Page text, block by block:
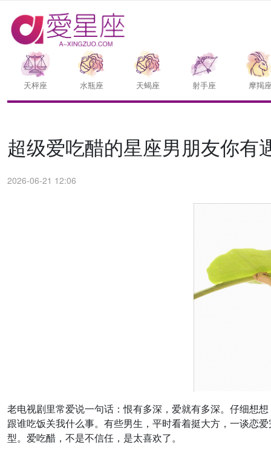
天枰座 水瓶座 天蝎座 射手座 摩羯
超级爱吃醋的星座男朋友你有
2026-06-21 12:06
老电视剧里常爱说一句话：恨有多深，爱就有多深。仔细想
跟谁吃饭关我什么事。有些男生，平时看着挺大方，一谈
型。爱吃醋，不是不信任，是太喜欢了。